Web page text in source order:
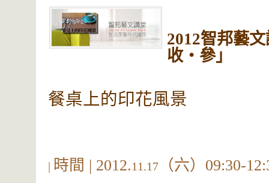
2012智邦藝
收‧參」
餐桌上的印花風景
| 時間 | 2012.11.17 （六） 09:30-